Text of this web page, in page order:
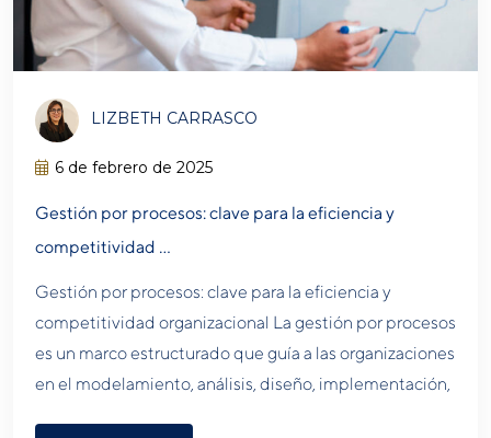
LIZBETH CARRASCO
6 de febrero de 2025
Gestión por procesos: clave para la eficiencia y
competitividad …
Gestión por procesos: clave para la eficiencia y
competitividad organizacional La gestión por procesos
es un marco estructurado que guía a las organizaciones
en el modelamiento, análisis, diseño, implementación,